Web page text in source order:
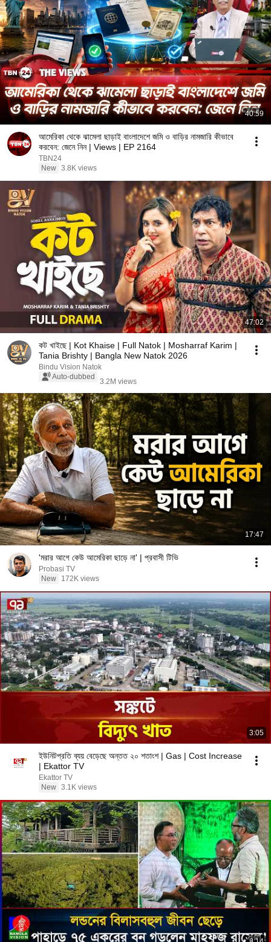
40:59
আমেরিকা থেকে ঝামেলা ছাড়াই বাংলাদেশে জমি ও বাড়ির নামজারি কীভাবে
করবেন: জেনে নিন | Views | EP 2164
TBN24
New 3.8K views
47:02
কট খাইছে | Kot Khaise | Full Natok | Mosharraf Karim |
Tania Brishty | Bangla New Natok 2026
Bindu Vision Natok
Auto-dubbed
3.2M views
17:47
'মরার আগে কেউ আমেরিকা ছাড়ে না' | প্রবাসী টিভি
Probasi TV
New
172K views
3:05
ইউনিটপ্রতি ব্যয় বেড়েছে অন্তত ২০ শতাংশ | Gas | Cost Increase
| Ekattor TV
Ekattor TV
New 3.1K views